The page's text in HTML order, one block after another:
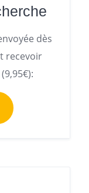
dès
recevoir